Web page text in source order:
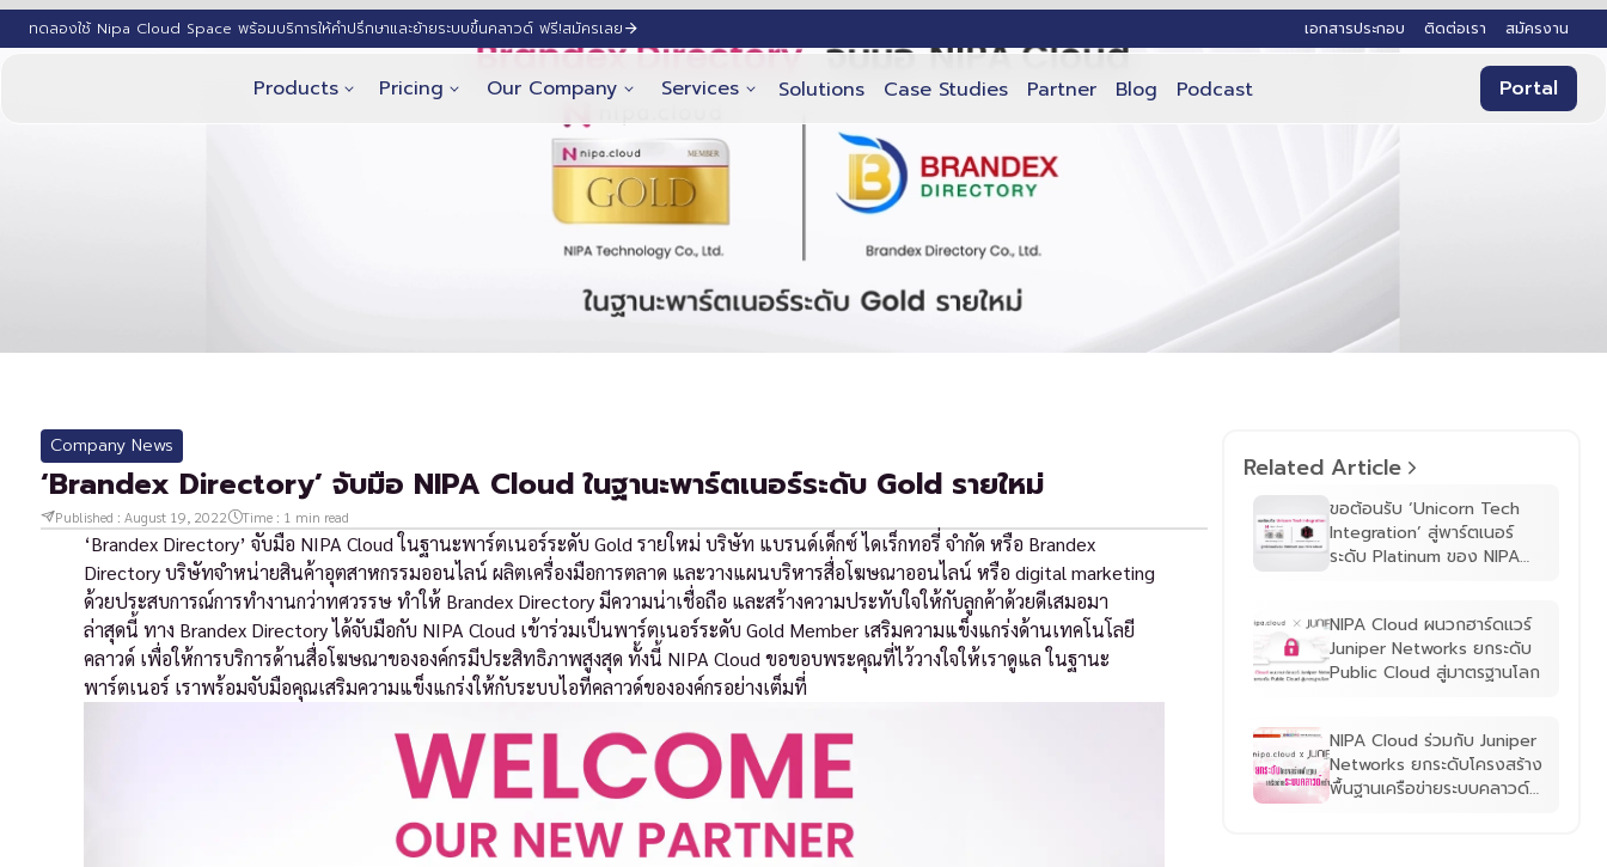
ทดลองใช้ Nipa Cloud Space พร้อมบริการให้คำปรึกษาและย้ายระบบขึ้นคลาวด์ ฟรี!สมัครเลย เอกสารประกอบ ติดต่อเรา สมัครงาน
Products Pricing Our Company Services Solutions Case Studies Partner Blog Podcast Portal
Company News
‘Brandex Directory’ จับมือ NIPA Cloud ในฐานะพาร์ตเนอร์ระดับ Gold รายใหม่
Published : August 19, 2022 Time : 1 min read
‘Brandex Directory’ จับมือ NIPA Cloud ในฐานะพาร์ตเนอร์ระดับ Gold รายใหม่ บริษัท แบรนด์เด็กซ์ ไดเร็กทอรี่ จำกัด หรือ Brandex
Directory บริษัทจำหน่ายสินค้าอุตสาหกรรมออนไลน์ ผลิตเครื่องมือการตลาด และวางแผนบริหารสื่อโฆษณาออนไลน์ หรือ digital marketing
ด้วยประสบการณ์การทำงานกว่าทศวรรษ ทำให้ Brandex Directory มีความน่าเชื่อถือ และสร้างความประทับใจให้กับลูกค้าด้วยดีเสมอมา
ล่าสุดนี้ ทาง Brandex Directory ได้จับมือกับ NIPA Cloud เข้าร่วมเป็นพาร์ตเนอร์ระดับ Gold Member เสริมความแข็งแกร่งด้านเทคโนโลยี
คลาวด์ เพื่อให้การบริการด้านสื่อโฆษณาขององค์กรมีประสิทธิภาพสูงสุด ทั้งนี้ NIPA Cloud ขอขอบพระคุณที่ไว้วางใจให้เราดูแล ในฐานะ
พาร์ตเนอร์ เราพร้อมจับมือคุณเสริมความแข็งแกร่งให้กับระบบไอทีคลาวด์ขององค์กรอย่างเต็มที่
Related Article
ขอต้อนรับ ‘Unicorn Tech
Integration’ สู่พาร์ตเนอร์
ระดับ Platinum ของ NIPA
NIPA Cloud ผนวกฮาร์ดแวร์
Juniper Networks ยกระดับ
Public Cloud สู่มาตรฐานโลก
NIPA Cloud ร่วมกับ Juniper
Networks ยกระดับโครงสร้าง
พื้นฐานเครือข่ายระบบคลาวด์